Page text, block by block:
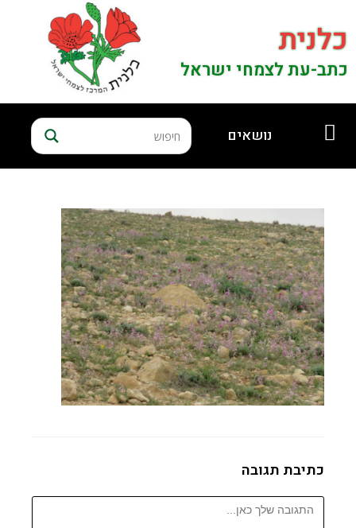
כלנית
כתב-עת לצמחי ישראל
נושאים
כתיבת תגובה